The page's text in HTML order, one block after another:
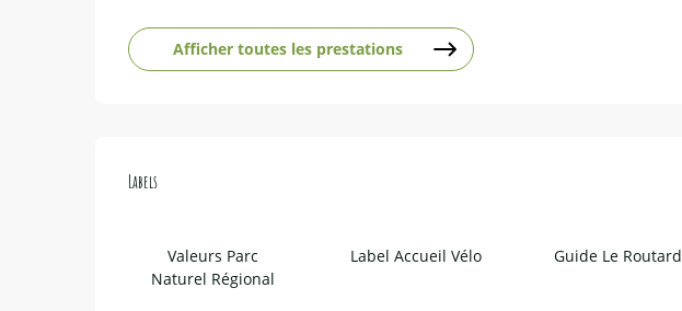
Afficher toutes les prestations
Labels
Labels
Valeurs Parc
Naturel Régional
Label Accueil Vélo Guide Le Routard